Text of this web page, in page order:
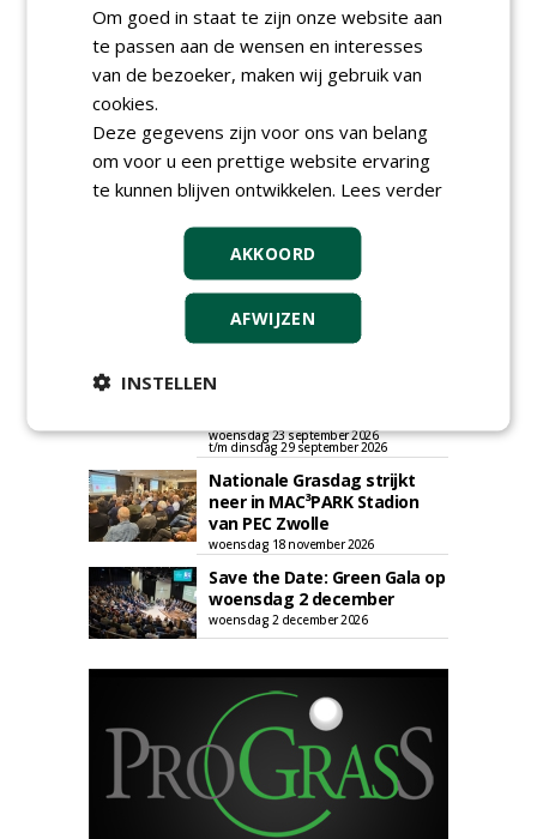
Iedereen kan gratis kleine advertenties
plaatsen via zijn eigen account.
Plaats een gratis advertentie
AGENDA
Klankbordsessies moeten
aanbesteden van duurzame
woensdag 23 september 2026
t/m dinsdag 29 september 2026
Nationale Grasdag strijkt
neer in MAC³PARK Stadion
van PEC Zwolle
woensdag 18 november 2026
Save the Date: Green Gala op
woensdag 2 december
woensdag 2 december 2026
Om goed in staat te zijn onze website aan
te passen aan de wensen en interesses
van de bezoeker, maken wij gebruik van
cookies.
Deze gegevens zijn voor ons van belang
om voor u een prettige website ervaring
te kunnen blijven ontwikkelen. Lees verder
AKKOORD
AFWIJZEN
INSTELLEN